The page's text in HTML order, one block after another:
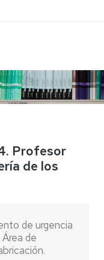
Profesor
de los
de urgencia
de